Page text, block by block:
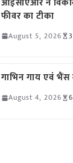
फीवर का टीका
August 5, 2026
गाभिन गाय एवं
August 4, 2026